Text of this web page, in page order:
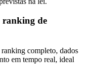
ranking de
completo, dados
em tempo real, ideal